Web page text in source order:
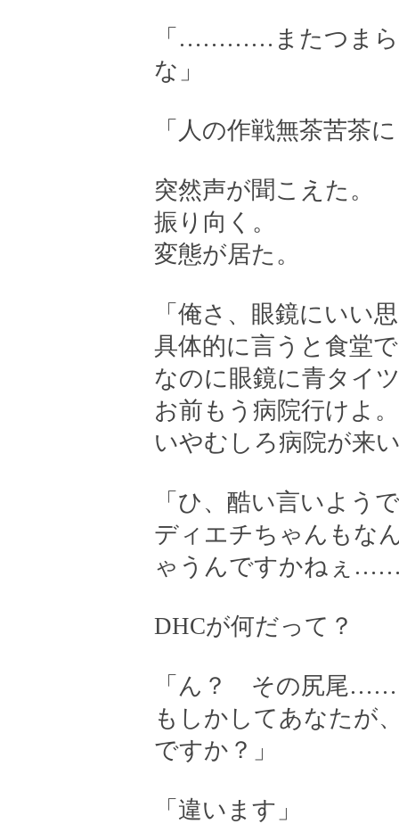
「…………またつまら
な」
「人の作戦無茶苦茶
突然声が聞こえた。
振り向く。
変態が居た。
「俺さ、眼鏡にいい
具体的に言うと食堂
なのに眼鏡に青タイ
お前もう病院行けよ。
いやむしろ病院が来
「ひ、酷い言いよう
ディエチちゃんもな
ゃうんですかねぇ
DHCが何だって？
「ん？ その尻尾……
もしかしてあなたが
ですか？」
「違います」